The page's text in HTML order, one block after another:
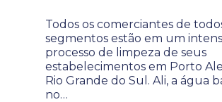
Todos os comerciantes de
segmentos estão em um
processo de limpeza de seus
estabelecimentos em Porto
Rio Grande do Sul. Ali, a água
no…